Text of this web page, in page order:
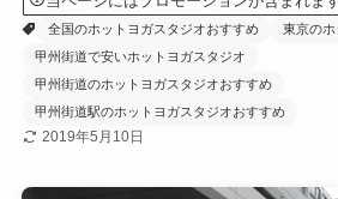
全国のホットヨガスタジオおすすめ
東京の
甲州街道で安いホットヨガスタジオ
甲州街道のホットヨガスタジオおすすめ
甲州街道駅のホットヨガスタジオおすすめ
2019年5月10日